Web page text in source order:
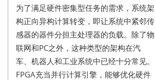
为了满足硬件密集型任务的需求，系统架
构正向异构计算转变，即让系统中紧邻传
感器的器件分担主处理器的负载。除了物
联网和PC之外，这种类型的架构在汽
车、机器人和工业系统中已经十分常见。
FPGA充当并行计算引擎，能够优化硬件